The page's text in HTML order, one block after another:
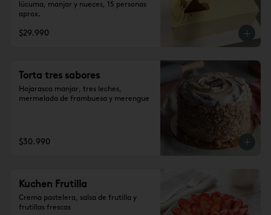
lúcuma, manjar y nueces, 15 personas
aprox.
$29.990
Torta tres sabores
Hojarasca manjar, tres leches,
mermelada de frambuesa y merengue
$30.990
Kuchen Frutilla
Crema pastelera, salsa de frutilla y
frutillas frescas